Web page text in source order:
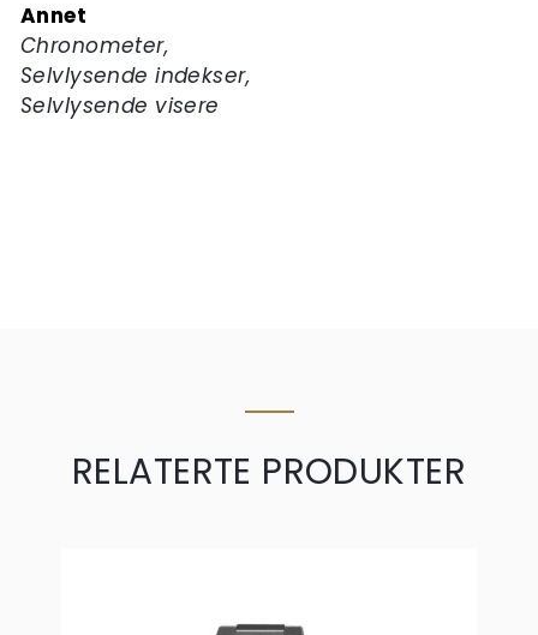
Annet
Chronometer,
Selvlysende indekser,
Selvlysende visere
RELATERTE PRODUKTER